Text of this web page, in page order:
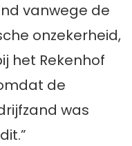
vanwege de
onzekerheid,
het Rekenhof
de
was